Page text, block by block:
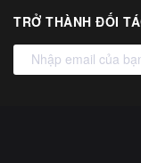
TRỞ THÀNH ĐỐI